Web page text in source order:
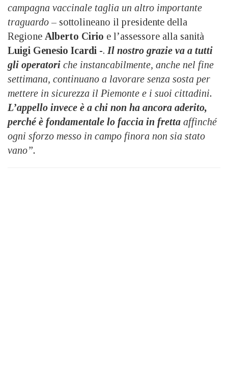
campagna vaccinale taglia un altro importante
traguardo – sottolineano il presidente della
Regione Alberto Cirio e l’assessore alla sanità
Luigi Genesio Icardi -. Il nostro grazie va a tutti
gli operatori che instancabilmente, anche nel fine
settimana, continuano a lavorare senza sosta per
mettere in sicurezza il Piemonte e i suoi cittadini.
L’appello invece è a chi non ha ancora aderito,
perché è fondamentale lo faccia in fretta affinché
ogni sforzo messo in campo finora non sia stato
vano”.